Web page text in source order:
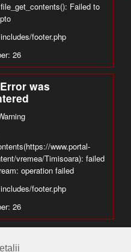
Failed to
footer.php
26
was
www.portal-
vremea/Timisoara): failed
operation failed
footer.php
26